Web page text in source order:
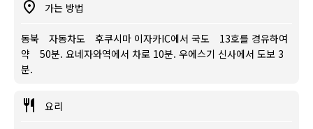
가는 방법
동북 자동차도 후쿠시마 이자카IC에서 국도 13호를 경유하여
약 50분. 요네자와역에서 차로 10분. 우에스기 신사에서 도보 3
분.
요리